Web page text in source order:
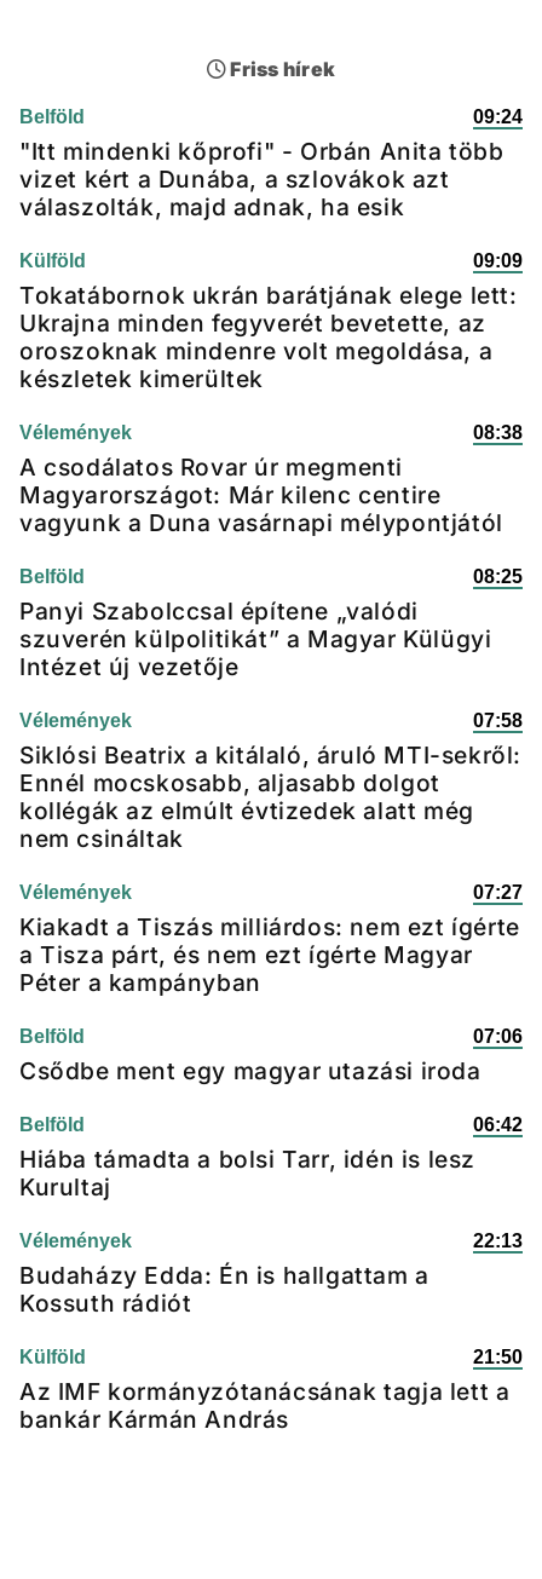
Friss hírek
Belföld 09:24
"Itt mindenki kőprofi" - Orbán Anita több
vizet kért a Dunába, a szlovákok azt
válaszolták, majd adnak, ha esik
Külföld 09:09
Tokatábornok ukrán barátjának elege lett:
Ukrajna minden fegyverét bevetette, az
oroszoknak mindenre volt megoldása, a
készletek kimerültek
Vélemények 08:38
A csodálatos Rovar úr megmenti
Magyarországot: Már kilenc centire
vagyunk a Duna vasárnapi mélypontjától
Belföld 08:25
Panyi Szabolccsal építene „valódi
szuverén külpolitikát” a Magyar Külügyi
Intézet új vezetője
Vélemények 07:58
Siklósi Beatrix a kitálaló, áruló MTI-sekről:
Ennél mocskosabb, aljasabb dolgot
kollégák az elmúlt évtizedek alatt még
nem csináltak
Vélemények 07:27
Kiakadt a Tiszás milliárdos: nem ezt ígérte
a Tisza párt, és nem ezt ígérte Magyar
Péter a kampányban
Belföld 07:06
Csődbe ment egy magyar utazási iroda
Belföld 06:42
Hiába támadta a bolsi Tarr, idén is lesz
Kurultaj
Vélemények 22:13
Budaházy Edda: Én is hallgattam a
Kossuth rádiót
Külföld 21:50
Az IMF kormányzótanácsának tagja lett a
bankár Kármán András